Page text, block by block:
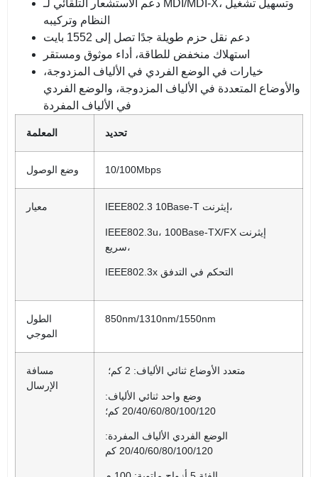
دعم الاستشعار التلقائي لـ MDI/MDI-X، وتسهيل تشغيل
استهلاك منخفض للطاقة، أداء موثوق ومستقر
خيارات في الوضع الفردي في الألياف المزدوجة،
والأوضاع المتعددة في الألياف المزدوجة، والوضع الفردي
في الألياف المفردة
المعلمة تحديد
وضع الوصول 10/100Mbps
معيار IEEE802.3 10Base-T إيثرنت،
IEEE802.3u، 100Base-TX/FX إيثرنت
سريع،
الطول
الموجي
850nm/1310nm/1550nm
مسافة
الإرسال
متعدد الأوضاع ثنائي الألياف: 2 كم؛
وضع واحد ثنائي الألياف:
الوضع الفردي الألياف المفردة: